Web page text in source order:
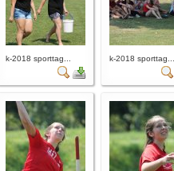
k-2018 sporttag... k-2018 sporttag...